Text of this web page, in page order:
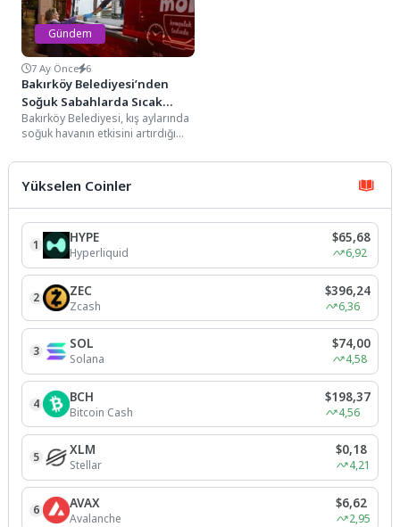
Gündem
7 Ay Önce 6
Bakırköy Belediyesi’nden
Soğuk Sabahlarda Sıcak
İkram
Bakırköy Belediyesi, kış aylarında
soğuk havanın etkisini artırdığı
sıcak çorba ikramında
bulunarak...
Yükselen Coinler
1 HYPE
Hyperliquid
$65,68
6,92
2 ZEC
Zcash
$396,24
6,36
3 SOL
Solana
$74,00
4,58
4 BCH
Bitcoin Cash
$198,37
4,56
5 XLM
Stellar
$0,18
4,21
6 AVAX
Avalanche
$6,62
2,95